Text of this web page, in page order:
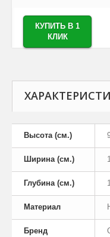
КУПИТЬ В 1
КЛИК
Высота (см.)
Ширина (см.)
Глубина (см.)
Материал
Бренд